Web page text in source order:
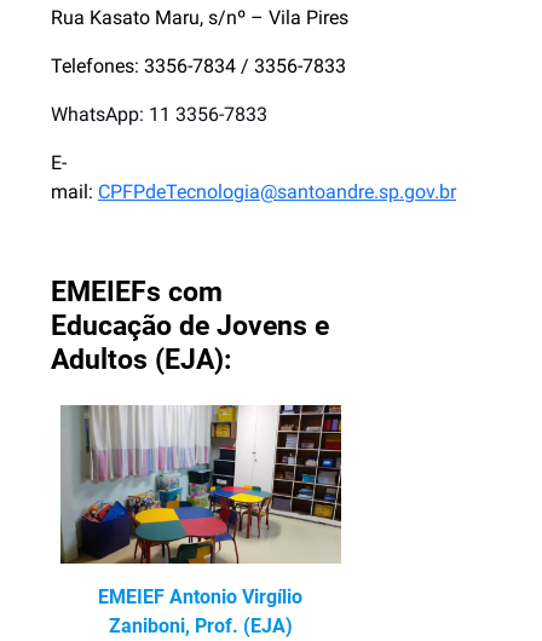
Rua Kasato Maru, s/nº – Vila Pires
Telefones: 3356-7834 / 3356-7833
WhatsApp: 11 3356-7833
E-
mail: CPFPdeTecnologia@santoandre.sp.gov.br
EMEIEFs com
Educação de Jovens e
Adultos (EJA):
EMEIEF Antonio Virgílio
Zaniboni, Prof. (EJA)